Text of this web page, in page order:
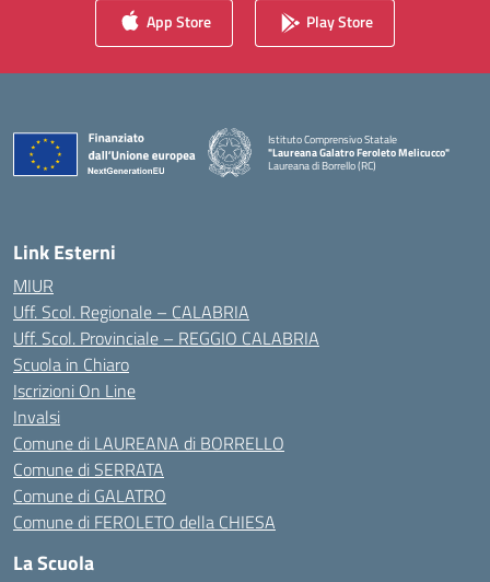
App Store Play Store
Istituto Comprensivo Statale
"Laureana Galatro Feroleto Melicucco"
Laureana di Borrello (RC)
Link Esterni
MIUR
Uff. Scol. Regionale – CALABRIA
Uff. Scol. Provinciale – REGGIO CALABRIA
Scuola in Chiaro
Iscrizioni On Line
Invalsi
Comune di LAUREANA di BORRELLO
Comune di SERRATA
Comune di GALATRO
Comune di FEROLETO della CHIESA
La Scuola